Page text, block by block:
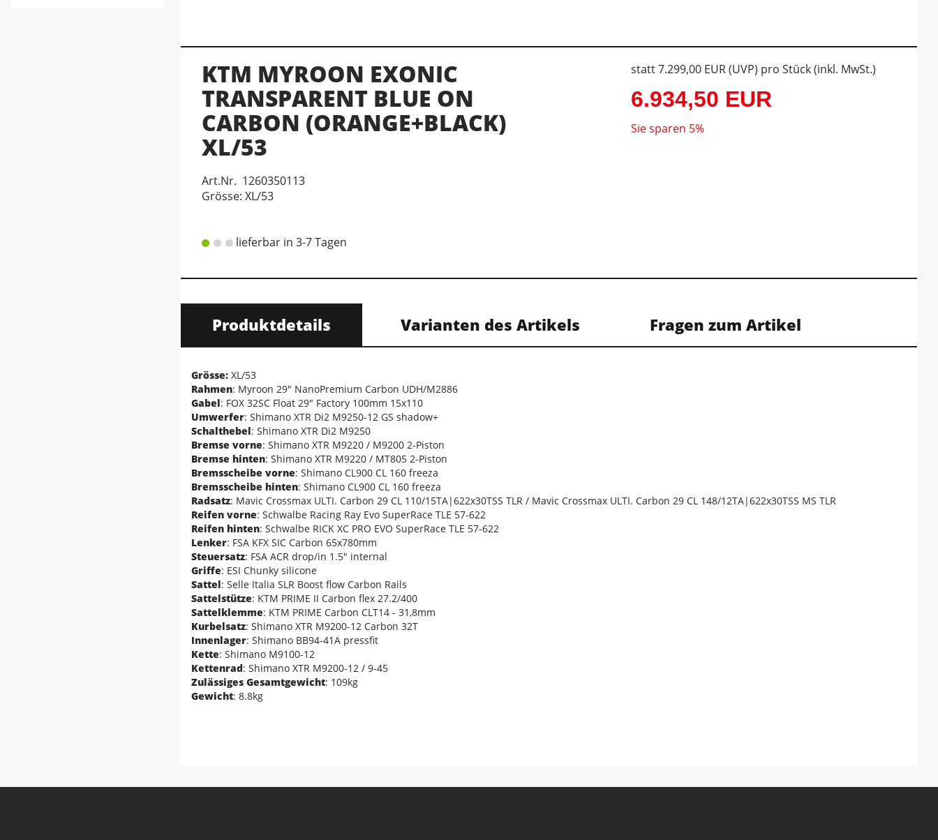
KTM MYROON EXONIC
TRANSPARENT BLUE ON
CARBON (ORANGE+BLACK)
XL/53
Art.Nr. 1260350113
Grösse: XL/53
lieferbar in 3-7 Tagen
statt7.299,00 EUR(UVP) pro Stück (inkl. MwSt.)
6.934,50 EUR
Sie sparen 5%
Produktdetails Varianten des Artikels Fragen zum Artikel
Grösse: XL/53
Rahmen: Myroon 29" NanoPremium Carbon UDH/M2886
Gabel: FOX 32SC Float 29" Factory 100mm 15x110
Umwerfer: Shimano XTR Di2 M9250-12 GS shadow+
Schalthebel: Shimano XTR Di2 M9250
Bremse vorne: Shimano XTR M9220 / M9200 2-Piston
Bremse hinten: Shimano XTR M9220 / MT805 2-Piston
Bremsscheibe vorne: Shimano CL900 CL 160 freeza
Bremsscheibe hinten: Shimano CL900 CL 160 freeza
Radsatz: Mavic Crossmax ULTI. Carbon 29 CL 110/15TA|622x30TSS TLR / Mavic Crossmax ULTI. Carbon 29 CL 148/12TA|622x30TSS MS TLR
Reifen vorne: Schwalbe Racing Ray Evo SuperRace TLE 57-622
Reifen hinten: Schwalbe RICK XC PRO EVO SuperRace TLE 57-622
Lenker: FSA KFX SIC Carbon 65x780mm
Steuersatz: FSA ACR drop/in 1.5" internal
Griffe: ESI Chunky silicone
Sattel: Selle Italia SLR Boost flow Carbon Rails
Sattelstütze: KTM PRIME II Carbon flex 27.2/400
Sattelklemme: KTM PRIME Carbon CLT14 - 31,8mm
Kurbelsatz: Shimano XTR M9200-12 Carbon 32T
Innenlager: Shimano BB94-41A pressfit
Kette: Shimano M9100-12
Kettenrad: Shimano XTR M9200-12 / 9-45
Zulässiges Gesamtgewicht: 109kg
Gewicht: 8.8kg